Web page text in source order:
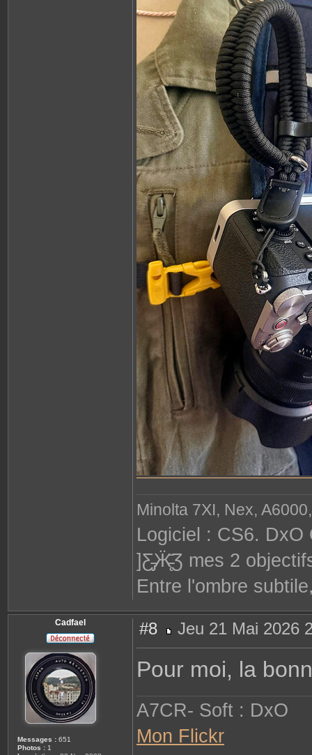
Minolta 7XI, Nex,
Logiciel : CS6. DxO
]Ƹ̵̡Ӝ̵̨̄Ʒ mes 2
Entre l'ombre
Cadfael
Messages : 651
Photos : 1
#8
e
Jeu 21 Mai 2026
Pour moi, la
A7CR- Soft : DxO
Mon Flickr